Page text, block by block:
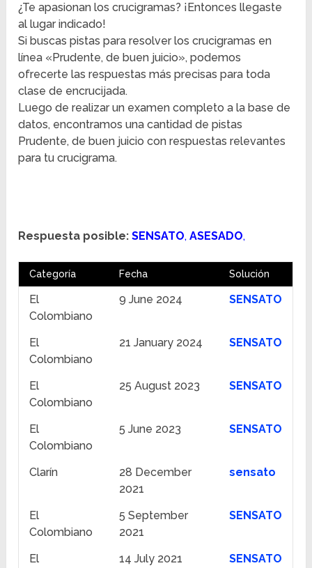
¿Te apasionan los crucigramas? ¡Entonces llegaste
al lugar indicado!
Si buscas pistas para resolver los crucigramas en
línea «Prudente, de buen juicio», podemos
ofrecerte las respuestas más precisas para toda
clase de encrucijada.
Luego de realizar un examen completo a la base de
datos, encontramos una cantidad de pistas
Prudente, de buen juicio con respuestas relevantes
para tu crucigrama.
Respuesta posible: SENSATO,ASESADO,
Categoría Fecha Solución
El
Colombiano
9 June 2024 SENSATO
El
Colombiano
21 January 2024 SENSATO
El
Colombiano
25 August 2023 SENSATO
El
Colombiano
5 June 2023 SENSATO
Clarín
28 December
2021
sensato
El
Colombiano
5 September
2021
SENSATO
El
14 July 2021 SENSATO